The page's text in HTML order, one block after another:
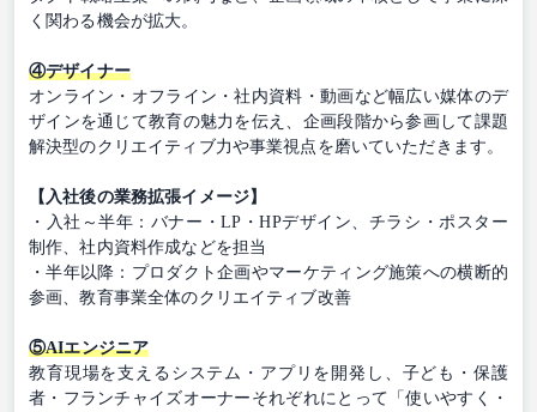
く関わる機会が拡大。
④デザイナー
オンライン・オフライン・社内資料・動画など幅広い媒体のデ
ザインを通じて教育の魅力を伝え、企画段階から参画して課題
解決型のクリエイティブ力や事業視点を磨いていただきます。
【入社後の業務拡張イメージ】
・入社～半年：バナー・LP・HPデザイン、チラシ・ポスター
制作、社内資料作成などを担当
・半年以降：プロダクト企画やマーケティング施策への横断的
参画、教育事業全体のクリエイティブ改善
⑤AIエンジニア
教育現場を支えるシステム・アプリを開発し、子ども・保護
者・フランチャイズオーナーそれぞれにとって「使いやすく・